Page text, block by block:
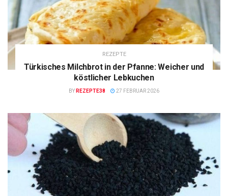
REZEPTE
Türkisches Milchbrot in der Pfanne: Weicher und
köstlicher Lebkuchen
BY REZEPTE38 27 FEBRUAR 2026